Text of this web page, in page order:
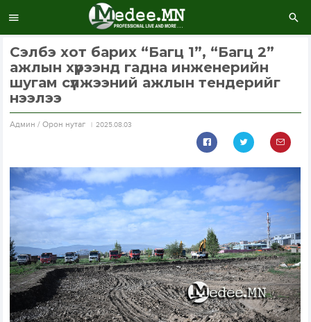
Сэлбэ хот барих “Багц 1”, “Багц 2”
ажлын хүрээнд гадна инженерийн
шугам сүлжээний ажлын тендерийг
нээлээ
Aдмин / Орон нутаг 2025.08.03